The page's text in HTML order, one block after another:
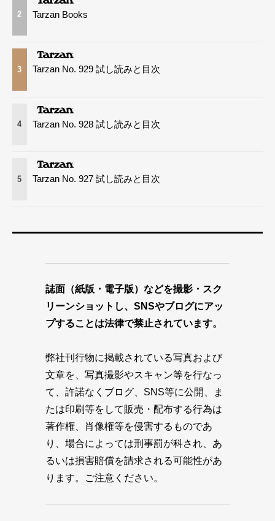
2 Tarzan Books
3 Tarzan No. 929 試し読みと目次
4 Tarzan No. 928 試し読みと目次
5 Tarzan No. 927 試し読みと目次
誌面（紙版・電子版）などを撮影・スク
リーンショットし、SNSやブログにアッ
プすることは法律で禁止されています。
弊社刊行物に掲載されている写真および
文章を、写真撮影やスキャン等を行なっ
て、許諾なくブログ、SNS等に公開、ま
たは印刷等をして販売・配布する行為は
著作権、肖像権等を侵害するものであ
り、場合によっては刑事罰が科され、あ
るいは損害賠償を請求される可能性があ
ります。ご注意ください。